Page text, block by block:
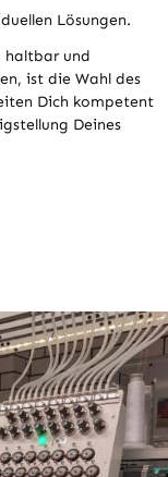
Lösungen.
haltbar und
ist die Wahl des
Dich kompetent
Deines